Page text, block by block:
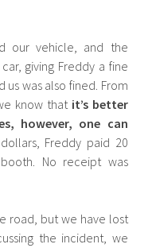
our vehicle, and the
giving Freddy a fine
was also fined. From
know that it’s better
however, one can
Freddy paid 20
No receipt was
road, but we have lost
the incident, we